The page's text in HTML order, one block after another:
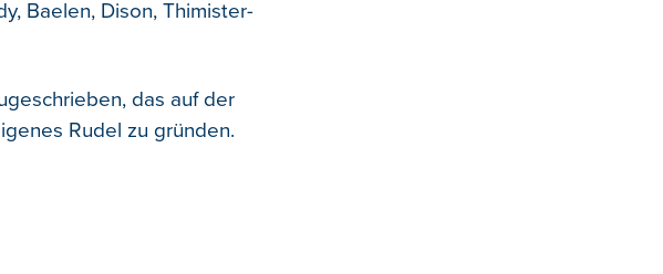
Baelen, Dison, Thimister-
das auf der
Rudel zu gründen.